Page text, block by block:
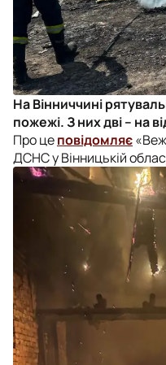
На Вінниччині
пожежі. З них дві – на
Про цеповідомляє
ДСНС у Вінницькій